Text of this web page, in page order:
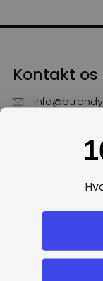
Kontakt os
Hverdage fra